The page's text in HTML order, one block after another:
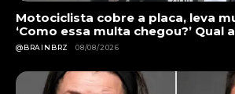
Motociclista cobre a placa, leva
‘Como essa multa chegou?’ Qual
@BRAINBRZ 08/08/2026